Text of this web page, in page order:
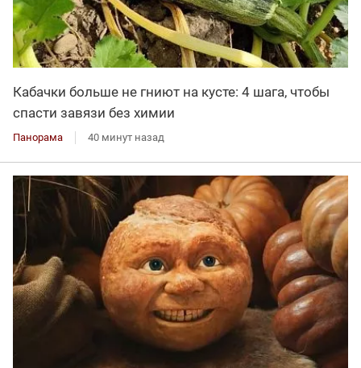
Кабачки больше не гниют на кусте: 4 шага, чтобы
спасти завязи без химии
Панорама 40 минут назад